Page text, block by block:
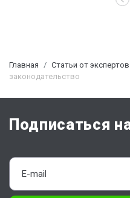
Главная Статьи от экспертов
законодательство
Подписаться